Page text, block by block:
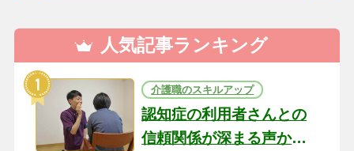
人気記事ランキング
介護職のスキルアップ
認知症の利用者さんとの
信頼関係が深まる声かけ